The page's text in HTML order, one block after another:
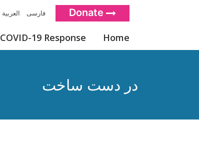
العربية فارسی Donate
Home
COVID-19 Response
در دست ساخت